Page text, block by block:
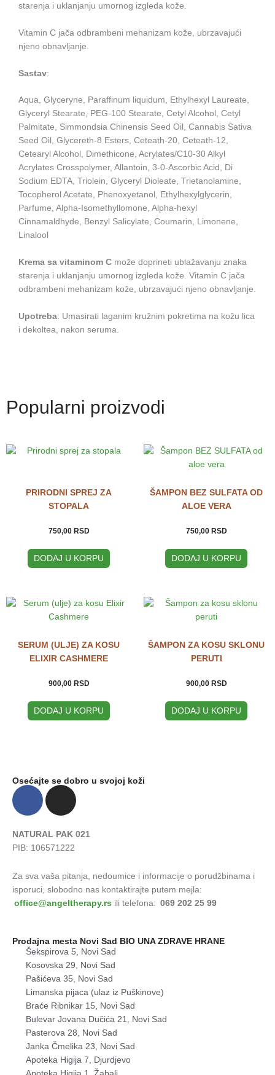
starenja i uklanjanju umornog izgleda kože.
Vitamin C jača odbrambeni mehanizam kože, ubrzavajući
njeno obnavljanje.
Sastav:
Aqua, Glyceryne, Paraffinum liquidum, Ethylhexyl Laureate,
Glyceryl Stearate, PEG-100 Stearate, Cetyl Alcohol, Cetyl
Palmitate, Simmondsia Chinensis Seed Oil, Cannabis Sativa
Seed Oil, Glycereth-8 Esters, Ceteath-20, Ceteath-12,
Cetearyl Alcohol, Dimethicone, Acrylates/C10-30 Alkyl
Acrylates Crosspolymer, Allantoin, 3-0-Ascorbic Acid, Di
Sodium EDTA, Triolein, Glyceryl Dioleate, Trietanolamine,
Tocopherol Acetate, Phenoxyetanol, Ethylhexylglycerin,
Parfume, Alpha-Isomethyllomone, Alpha-hexyl
Cinnamaldhyde, Benzyl Salicylate, Coumarin, Limonene,
Linalool
Krema sa vitaminom C može doprineti ublažavanju znaka
starenja i uklanjanju umornog izgleda kože. Vitamin C jača
odbrambeni mehanizam kože, ubrzavajući njeno obnavljanje.
Upotreba: Umasirati laganim kružnim pokretima na kožu lica
i dekoltea, nakon seruma.
Popularni proizvodi
PRIRODNI SPREJ ZA
STOPALA
750,00 RSD
DODAJ U KORPU
ŠAMPON BEZ SULFATA OD
ALOE VERA
750,00 RSD
DODAJ U KORPU
SERUM (ULJE) ZA KOSU
ELIXIR CASHMERE
900,00 RSD
DODAJ U KORPU
ŠAMPON ZA KOSU SKLONU
PERUTI
900,00 RSD
DODAJ U KORPU
Osećajte se dobro u svojoj koži
F
e
b
o
k
t
a
g
r
a
NATURAL PAK 021
PIB: 106571222
Za sva vaša pitanja, nedoumice i informacije o porudžbinama i
isporuci, slobodno nas kontaktirajte putem mejla:
office@angeltherapy.rs ili telefona: 069 202 25 99
Prodajna mesta Novi Sad
BIO UNA ZDRAVE HRANE
Šekspirova 5, Novi Sad
Kosovska 29, Novi Sad
Pašićeva 35, Novi Sad
Limanska pijaca (ulaz iz Puškinove)
Braće Ribnikar 15, Novi Sad
Bulevar Jovana Dučića 21, Novi Sad
Pasterova 28, Novi Sad
Janka Čmelika 23, Novi Sad
Apoteka Higija 7, Djurdjevo